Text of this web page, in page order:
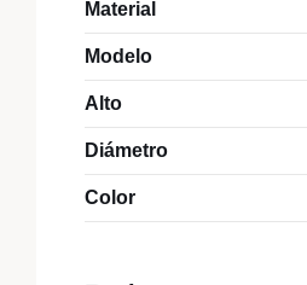
Material
Modelo
Alto
Diámetro
Color